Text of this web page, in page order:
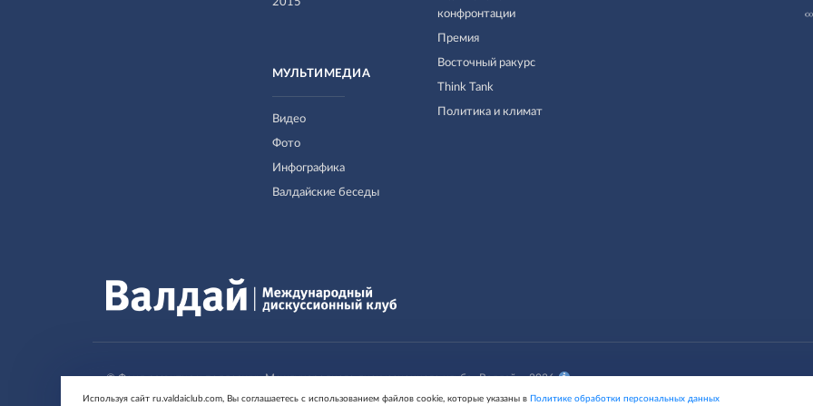
Используя сайт ru.valdaiclub.com, Вы соглашаетесь с использованием файлов cookie, которые указаны в Политике обработки персональных данных
МУЛЬТИМЕДИА
Видео
Фото
Инфографика
Валдайские беседы
конфронтации
Премия
Восточный ракурс
Think Tank
Политика и климат
© Фонд развития и поддержки Международного дискуссионного клуба «Валдай» , 2026